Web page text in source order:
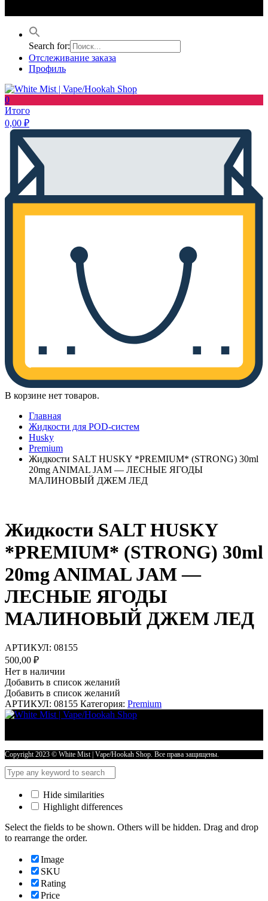
Search for:
Отслеживание заказа
Профиль
0
Итого
0,00 ₽
В корзине нет товаров.
Главная
Жидкости для POD-систем
Husky
Premium
Жидкости SALT HUSKY *PREMIUM* (STRONG) 30ml
20mg ANIMAL JAM — ЛЕСНЫЕ ЯГОДЫ
МАЛИНОВЫЙ ДЖЕМ ЛЕД
Жидкости SALT HUSKY
*PREMIUM* (STRONG) 30ml
20mg ANIMAL JAM —
ЛЕСНЫЕ ЯГОДЫ
МАЛИНОВЫЙ ДЖЕМ ЛЕД
АРТИКУЛ: 08155
500,00 ₽
Нет в наличии
Добавить в список желаний
Добавить в список желаний
АРТИКУЛ: 08155 Категория: Premium
Copyright 2023 © White Mist | Vape/Hookah Shop. Все права защищены.
Hide similarities
Highlight differences
Select the fields to be shown. Others will be hidden. Drag and drop
to rearrange the order.
Image
SKU
Rating
Price